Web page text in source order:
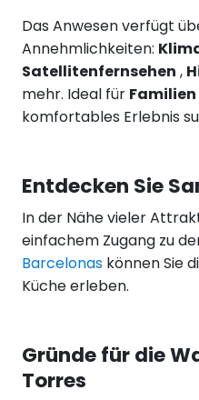
Das Anwesen verfügt
Annehmlichkeiten:
Satellitenfernsehen ,
mehr. Ideal für Familien
komfortables Erlebnis
Entdecken Sie
In der Nähe vieler
einfachem Zugang zu
Barcelonas können Sie
Küche erleben.
Gründe für die
Torres